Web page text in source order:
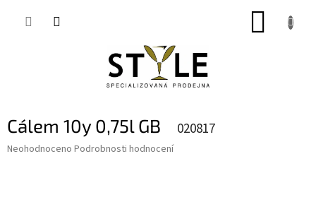
Cálem 10y 0,75l GB 020817
Průměrné
Neohodnoceno Podrobnosti hodnocení